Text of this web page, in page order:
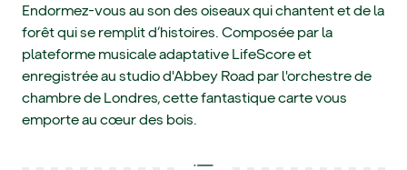
Endormez-vous au son des oiseaux qui chantent et de la
forêt qui se remplit d’histoires. Composée par la
plateforme musicale adaptative LifeScore et
enregistrée au studio d'Abbey Road par l'orchestre de
chambre de Londres, cette fantastique carte vous
emporte au cœur des bois.